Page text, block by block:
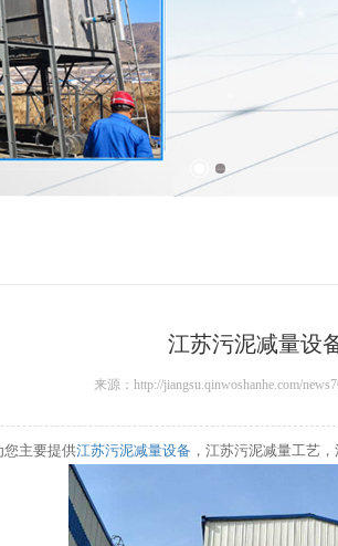
江苏污泥减量设
来源：http://jiangsu.qinwoshanhe.com/
您主要提供江苏污泥减量设备 ，江苏污泥减量工艺